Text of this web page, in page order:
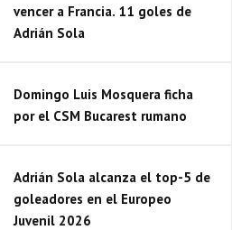
vencer a Francia. 11 goles de
Adrián Sola
Domingo Luis Mosquera ficha
por el CSM Bucarest rumano
Adrián Sola alcanza el top-5 de
goleadores en el Europeo
Juvenil 2026